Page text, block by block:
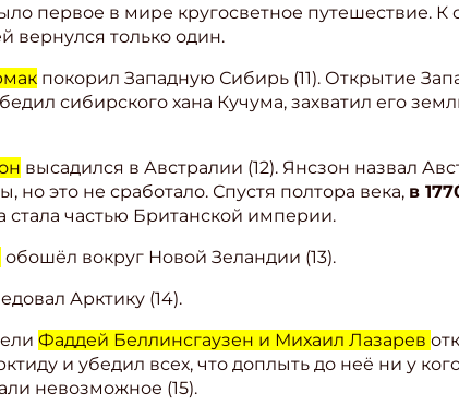
первое в мире кругосветное путешествие.
вернулся только один.
покорил Западную Сибирь (11). Открытие
сибирского хана Кучума, захватил его
высадился в Австралии (12). Янсзон назвал
но это не сработало. Спустя полтора века, в
частью Британской империи.
обошёл вокруг Новой Зеландии (13).
Арктику (14).
Фаддей Беллинсгаузен и Михаил Лазарев
и убедил всех, что доплыть до неё ни у
невозможное (15).